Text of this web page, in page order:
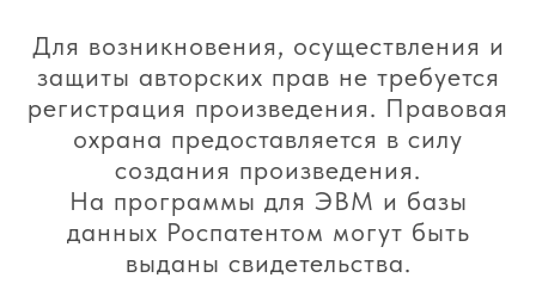
Для возникновения, осуществления и
защиты авторских прав не требуется
регистрация произведения. Правовая
охрана предоставляется в силу
создания произведения.
На программы для ЭВМ и базы
данных Роспатентом могут быть
выданы свидетельства.